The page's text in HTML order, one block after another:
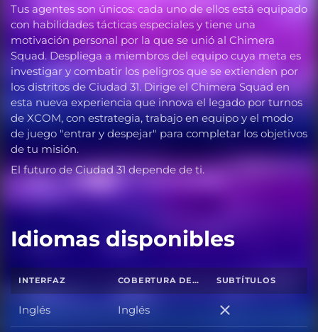
Tus agentes son únicos: cada uno de ellos está equipado
con habilidades tácticas especiales y tiene una
motivación personal por la que se unió al Chimera
Squad. Despliega a miembros del equipo cuya meta es
investigar y combatir los peligros que se extienden por
los distritos de Ciudad 31. Dirige el Chimera Squad en
esta nueva experiencia que innova el legado por turnos
de XCOM, con estrategia, trabajo en equipo y el modo
de juego "entrar y despejar" para completar los objetivos
de tu misión.
El futuro de Ciudad 31 depende de ti.
Idiomas disponibles
INTERFAZ COBERTURA DE SONIDO TOTAL SUBTÍTULOS
Inglés Inglés
Inglés